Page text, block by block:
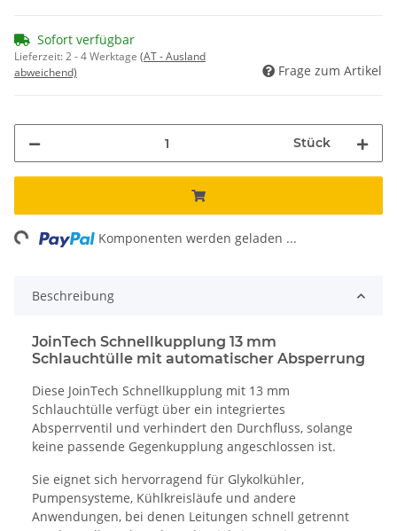
Sofort verfügbar
Lieferzeit:2 - 4 Werktage (AT - Ausland
abweichend)
Frage zum Artikel
Stück
Komponenten werden geladen ...
Beschreibung
JoinTech Schnellkupplung 13 mm
Schlauchtülle mit automatischer Absperrung
Diese JoinTech Schnellkupplung mit 13 mm
Schlauchtülle verfügt über ein integriertes
Absperrventil und verhindert den Durchfluss, solange
keine passende Gegenkupplung angeschlossen ist.
Sie eignet sich hervorragend für Glykolkühler,
Pumpensysteme, Kühlkreisläufe und andere
Anwendungen, bei denen Leitungen schnell getrennt